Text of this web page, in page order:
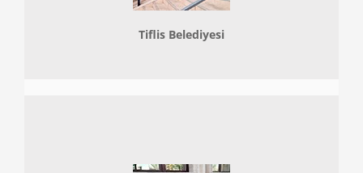
Tiflis Belediyesi